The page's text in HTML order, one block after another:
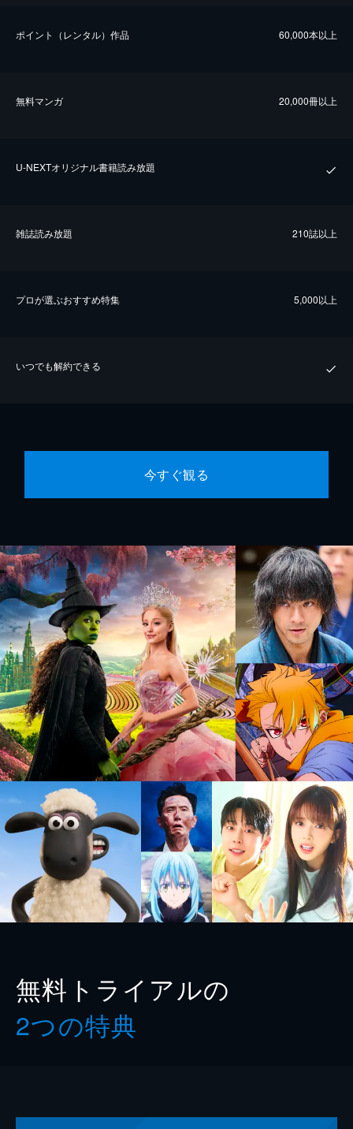
ポイント（レンタル）作品 60,000本以上
無料マンガ 20,000冊以上
U-NEXTオリジナル書籍読み放題
雑誌読み放題 210誌以上
プロが選ぶおすすめ特集 5,000以上
いつでも解約できる
今すぐ観る
無料トライアルの
2つの特典